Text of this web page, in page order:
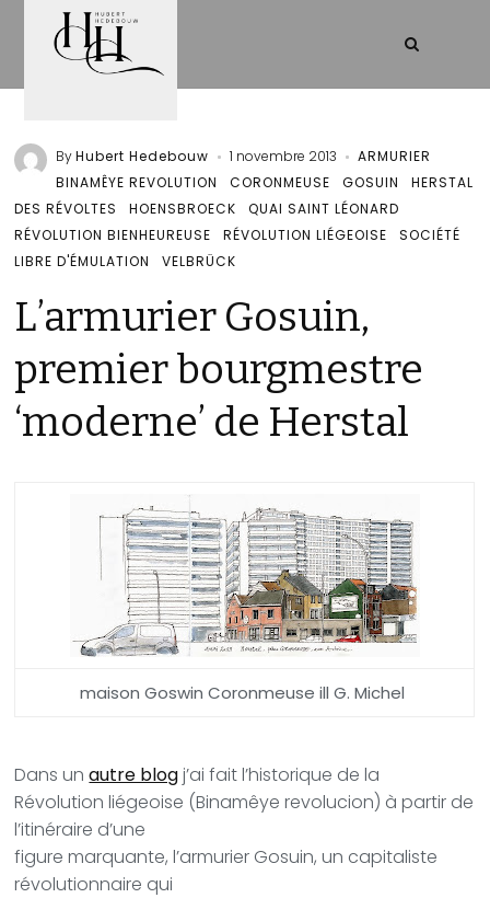
ByHubert Hedebouw 1 novembre 2013
ARMURIER
BINAMÊYE REVOLUTION
CORONMEUSE GOSUIN
HERSTAL
DES RÉVOLTES
HOENSBROECK
QUAI SAINT LÉONARD
RÉVOLUTION BIENHEUREUSE
RÉVOLUTION LIÉGEOISE
SOCIÉTÉ
LIBRE D'ÉMULATION
VELBRÜCK
L’armurier Gosuin,
premier bourgmestre
‘moderne’ de Herstal
maison Goswin Coronmeuse ill G. Michel
Dans unautre blogj’ai fait l’historique de la
Révolution liégeoise (Binamêye revolucion) à partir de
l’itinéraire d’une
figure marquante, l’armurier Gosuin, un capitaliste
révolutionnaire qui